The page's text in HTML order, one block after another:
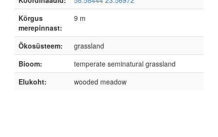
Kõrgus
merepinnast:
9 m
Ökosüsteem:
grassland
Bioom:
temperate seminatural grassland
Elukoht:
wooded meadow